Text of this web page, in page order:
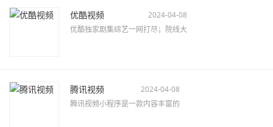
优酷视频
2024-04-08
优酷独家剧集综艺一网打尽；院线大
腾讯视频
2024-04-08
腾讯视频小程序是一款内容丰富的